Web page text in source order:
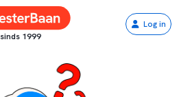
sinds 1999
Log in